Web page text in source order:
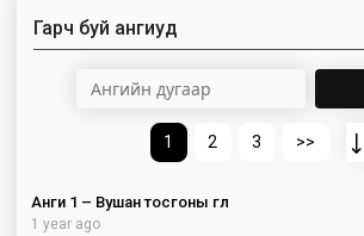
Гарч буй ангиуд
1 2 3 >>
Анги 1 – Вушан тосгоны өглөө
1 year ago